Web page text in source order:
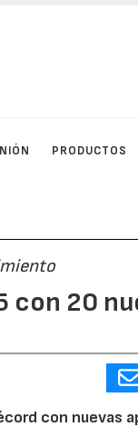
PRODUCTOS
con 20
con nuevas